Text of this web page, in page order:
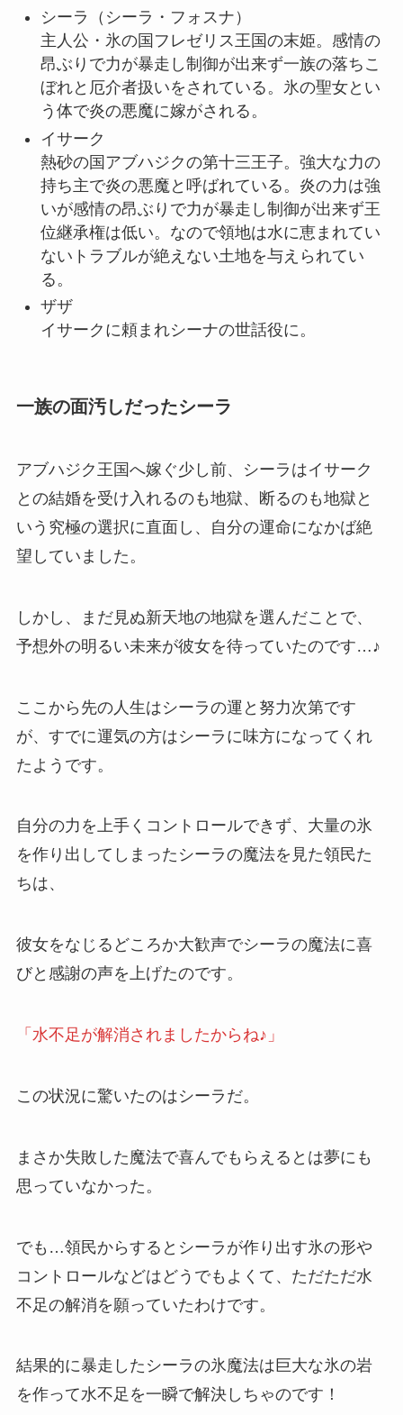
シーラ
（シーラ・フォスナ）
主人公・氷の国フレゼリス王国の末姫。感情の
昂ぶりで力が暴走し制御が出来ず一族の落ちこ
ぼれと厄介者扱いをされている。氷の聖女とい
う体で炎の悪魔に嫁がされる。
イサーク
熱砂の国アブハジクの第十三王子。強大な力の
持ち主で炎の悪魔と呼ばれている。炎の力は強
いが感情の昂ぶりで力が暴走し制御が出来ず王
位継承権は低い。なので領地は水に恵まれてい
ないトラブルが絶えない土地を与えられてい
る。
ザザ
イサークに頼まれシーナの世話役に。
一族の面汚しだったシーラ
アブハジク王国へ嫁ぐ少し前、シーラはイサーク
との結婚を受け入れるのも地獄、断るのも地獄と
いう究極の選択に直面し、自分の運命になかば絶
望 していました。
しかし、まだ見ぬ新天地の地獄を選んだことで、
予想外の明るい未来が彼女を待っていたのです…♪
ここから先の人生はシーラの運と努力次第です
が、すでに運気の方はシーラに味方になってくれ
たようです。
自分の力を上手くコントロールできず、大量の氷
を作り出してしまったシーラの魔法を見た領民た
ちは、
彼女をなじるどころか大歓声でシーラの魔法に喜
びと感謝の声を上げたのです。
「水不足が解消されましたからね♪」
この状況に驚いたのはシーラだ。
まさか失敗した魔法で喜んでもらえるとは夢にも
思っていなかった。
でも…領民からするとシーラが作り出す氷の形や
コントロールなどはどうでもよくて、ただただ水
不足の解消を願っていたわけです。
結果的に暴走したシーラの氷魔法は巨大な氷の岩
を作って水不足を一瞬で解決しちゃのです！